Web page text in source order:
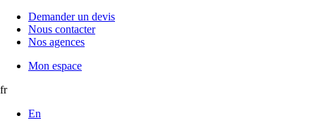
Demander un devis
Nous contacter
Nos agences
Mon espace
fr
En